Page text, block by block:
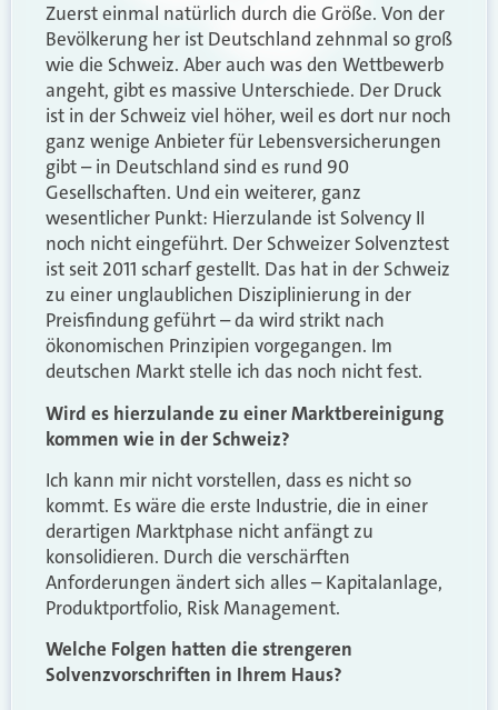
Zuerst einmal natürlich durch die Größe. Von der
Bevölkerung her ist Deutschland zehnmal so groß
wie die Schweiz. Aber auch was den Wettbewerb
angeht, gibt es massive Unterschiede. Der Druck
ist in der Schweiz viel höher, weil es dort nur noch
ganz wenige Anbieter für Lebensversicherungen
gibt – in Deutschland sind es rund 90
Gesellschaften. Und ein weiterer, ganz
wesentlicher Punkt: Hierzulande ist Solvency II
noch nicht eingeführt. Der Schweizer Solvenztest
ist seit 2011 scharf gestellt. Das hat in der Schweiz
zu einer unglaublichen Disziplinierung in der
Preisfindung geführt – da wird strikt nach
ökonomischen Prinzipien vorgegangen. Im
deutschen Markt stelle ich das noch nicht fest.
Wird es hierzulande zu einer Marktbereinigung
kommen wie in der Schweiz?
Ich kann mir nicht vorstellen, dass es nicht so
kommt. Es wäre die erste Industrie, die in einer
derartigen Marktphase nicht anfängt zu
konsolidieren. Durch die verschärften
Anforderungen ändert sich alles – Kapitalanlage,
Produktportfolio, Risk Management.
Welche Folgen hatten die strengeren
Solvenzvorschriften in Ihrem Haus?